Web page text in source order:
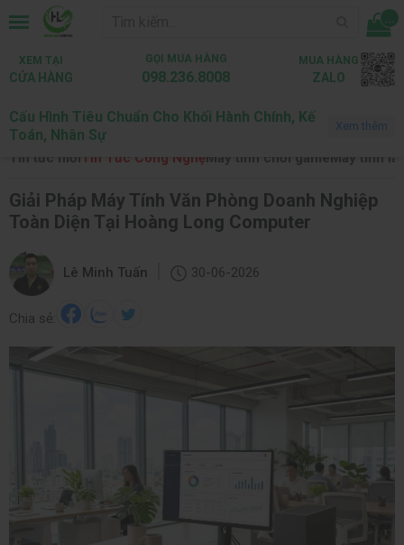
...
XEM TẠI
CỬA HÀNG
GỌI MUA HÀNG
098.236.8008
MUA HÀNG
ZALO
Trang chủ Tin tức Tin Tức Công Nghệ
Tin tức mới Tin Tức Công NghệMáy tính chơi gameMáy tính
Giải Pháp Máy Tính Văn Phòng Doanh Nghiệp
Toàn Diện Tại Hoàng Long Computer
Lê Minh Tuấn 30-06-2026
Chia sẻ:
Cấu Hình Tiêu Chuẩn Cho Khối Hành Chính, Kế
Toán, Nhân Sự
Xem thêm